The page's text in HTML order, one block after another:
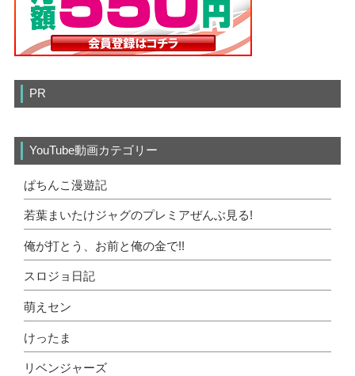
PR
YouTube動画カテゴリー
ぱちんこ漫遊記
若葉まいたけジャグのプレミアぜんぶ見る!
俺が打とう、お前と俺の金で!!
スロジョ日記
萌えセン
けったま
リベンジャーズ